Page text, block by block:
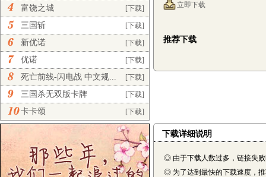
[下载]
富饶之城
[下载]
三国斩
[下载]
新优诺
[下载]
优诺
[下载]
死亡前线-闪电战 中文规...
[下载]
三国杀无双版卡牌
[下载]
卡卡颂
立即下载
推荐下载
下载详细说明
◎ 由于下载人数过多，链接失
◎ 为了达到最快的下载速度，